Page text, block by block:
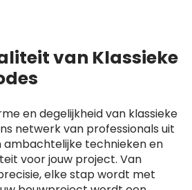
van Klassieke
en degelijkheid van klassieke
netwerk van professionals uit
ambachtelijke technieken en
voor jouw project. Van
elke stap wordt met